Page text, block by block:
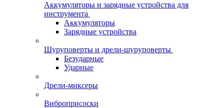
Аккумуляторы и зарядные устройства для
инструмента
Аккумуляторы
Зарядные устройства
Шуруповерты и дрели-шуруповерты
Безударные
Ударные
Дрели-миксеры
Виброприсоски